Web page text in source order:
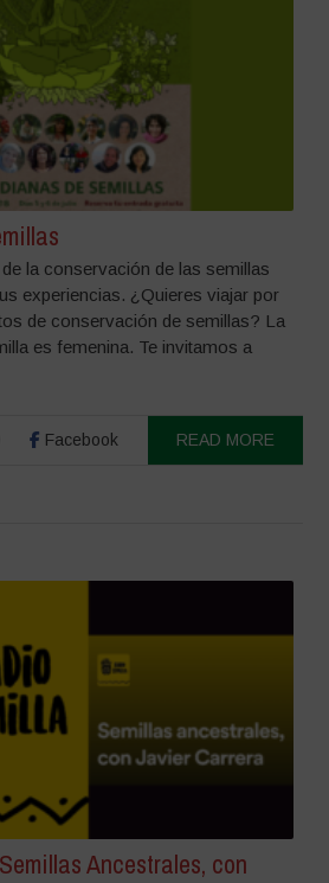
la conservación de las semillas
experiencias. ¿Quieres viajar por
de conservación de semillas? La
es femenina. Te invitamos a
Facebook READ MORE
Ancestrales, con